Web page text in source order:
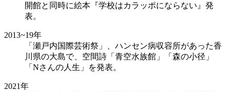
開館と同時に絵本『学校はカラッポにならない』発
表。
2013~19年
「瀬戸内国際芸術祭」、ハンセン病収容所があった香
川県の大島で、空間詩「青空水族館」「森の小径」
「Nさんの人生」を発表。
2021年